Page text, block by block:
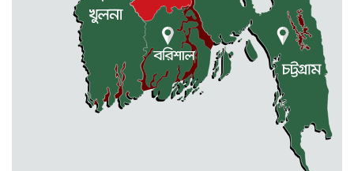
জুলাই গণঅভ্যুত্থান দিবস উপলক্ষে
কলমাকান্দায় আলোচনা সভা ও সংবর্ধনা
অনুষ্ঠিত
ধর্মীয় উপাসনালয়ে কর্মরতরা পাবেন
সম্মানি ভাতা
বকেয়া মজুরির দাবিতে শ্রমিকদের